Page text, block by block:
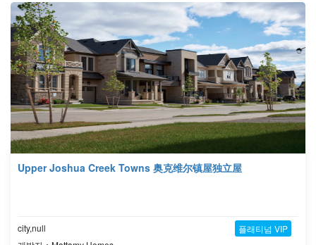
Upper Joshua Creek Towns 奥克维尔镇屋独立屋
city,null
플래티넘 VIP